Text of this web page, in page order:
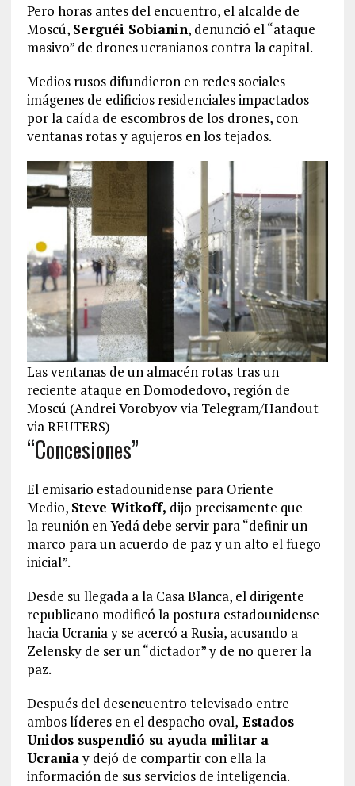
Pero horas antes del encuentro, el alcalde de
Moscú, Serguéi Sobianin, denunció el “ataque
masivo” de drones ucranianos contra la capital.
Medios rusos difundieron en redes sociales
imágenes de edificios residenciales impactados
por la caída de escombros de los drones, con
ventanas rotas y agujeros en los tejados.
Las ventanas de un almacén rotas tras un
reciente ataque en Domodedovo, región de
Moscú (Andrei Vorobyov via Telegram/Handout
via REUTERS)
“Concesiones”
El emisario estadounidense para Oriente
Medio, Steve Witkoff, dijo precisamente que
la reunión en Yedá debe servir para “definir un
marco para un acuerdo de paz y un alto el fuego
inicial”.
Desde su llegada a la Casa Blanca, el dirigente
republicano modificó la postura estadounidense
hacia Ucrania y se acercó a Rusia, acusando a
Zelensky de ser un “dictador” y de no querer la
paz.
Después del desencuentro televisado entre
ambos líderes en el despacho oval, Estados
Unidos suspendió su ayuda militar a
Ucraniay dejó de compartir con ella la
información de sus servicios de inteligencia.